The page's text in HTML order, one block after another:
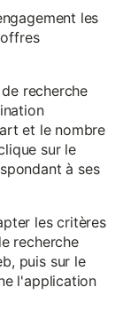
les
recherche
et le nombre
sur le
à ses
les critères
recherche
puis sur le
l'application